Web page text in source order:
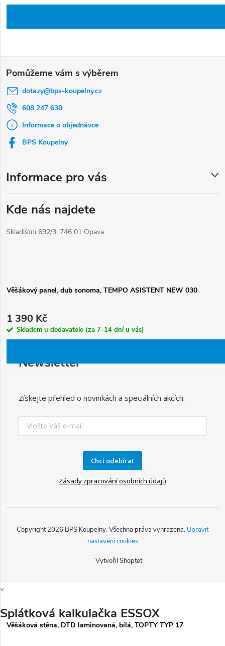
Věšákový panel, dub sonoma, TEMPO ASISTENT NEW 030
1 390 Kč
Skladem u dodavatele (za 7-14 dní u vás)
Věšáková stěna, DTD laminovaná, bílá, TOPTY TYP 17
dotazy@bps-koupelny.cz
608 247 630
Informace o objednávce
BPS Koupelny
Informace pro vás
Kde nás najdete
Skladištní 692/3, 746 01 Opava
Newsletter
Získejte přehled o novinkách a speciálních akcích.
Chci odebírat
Zásady zpracování osobních údajů
Vytvořil Shoptet
Copyright 2026 BPS Koupelny. Všechna práva vyhrazena. Upravit
nastavení cookies
×
Splátková kalkulačka ESSOX